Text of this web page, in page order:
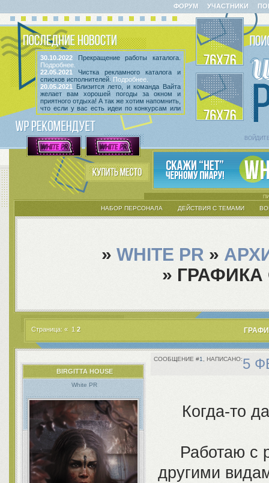
30.10.2022 Прекращение работы каталога.
Подробнее.
22.05.2021
Чистка рекламного каталога и
списков исполнителей. Подробнее.
20.05.2021
Близится лето, и команда Вайта
желает вам хорошей погоды за окном и
приятного отдыха! А так же хотим напомнить,
что если у вас есть идеи по конкурсам или
мероприятиям, вы всегда можете высказать
ихв этой теме! Так же сообщаем, что введен
срок неактивности исполнителей и их тем.
Подробнее.
НАБОР ПЕРСОНАЛА ДЕЙСТВИЯ С ТЕМАМИ
ФОРУМ УЧАСТНИКИ
» WHITE PR »
» ГРАФИКА
Страница: « 1 2
1 5
BIRGITTA HOUSE
White PR
Когда-то
Работаю с
другими